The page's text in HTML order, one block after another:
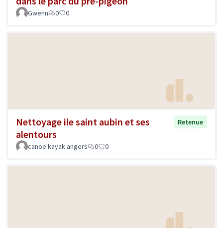
Gwenn 0 0
Nettoyage ile saint aubin et ses
alentours
Retenue
canoe kayak angers 0 0